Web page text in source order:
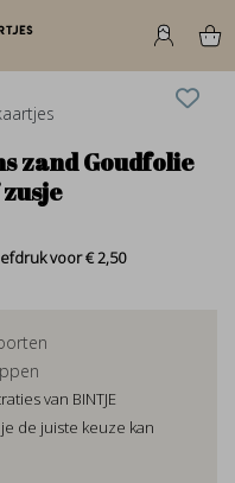
zand Goudfolie
voor€ 2,50
van BINTJE
de juiste keuze kan